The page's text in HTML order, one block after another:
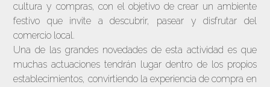
cultura y compras, con el objetivo de crear un ambiente
festivo que invite a descubrir, pasear y disfrutar del
comercio local.
Una de las grandes novedades de esta actividad es que
muchas actuaciones tendrán lugar dentro de los propios
establecimientos, convirtiendo la experiencia de compra en